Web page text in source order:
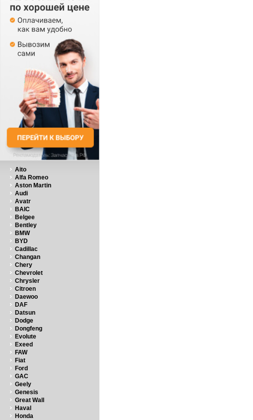
Aito
Alfa Romeo
Aston Martin
Audi
Avatr
BAIC
Belgee
Bentley
BMW
BYD
Cadillac
Changan
Chery
Chevrolet
Chrysler
Citroen
Daewoo
DAF
Datsun
Dodge
Dongfeng
Evolute
Exeed
FAW
Fiat
Ford
GAC
Geely
Genesis
Great Wall
Haval
Honda